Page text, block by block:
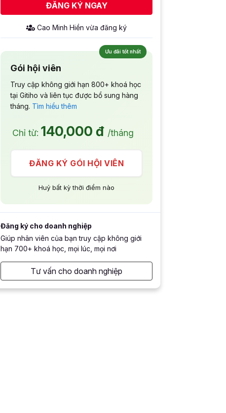
ĐĂNG KÝ NGAY
Ưu đãi tốt nhất
Gói hội viên
Truy cập không giới hạn 800+ khoá học
tại Gitiho và liên tục được bổ sung hàng
tháng. Tìm hiểu thêm
Chỉ từ: 140,000 đ /tháng
ĐĂNG KÝ GÓI HỘI VIÊN
Huỷ bất kỳ thời điểm nào
Đăng ký cho doanh nghiệp
Giúp nhân viên của bạn truy cập không giới
hạn 700+ khoá học, mọi lúc, mọi nơi
Tư vấn cho doanh nghiệp